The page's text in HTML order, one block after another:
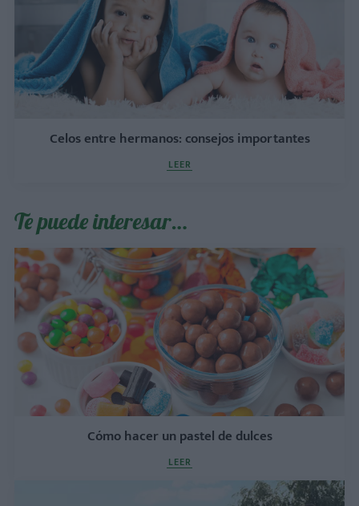
Celos entre hermanos: consejos importantes
LEER
Te puede interesar…
Cómo hacer un pastel de dulces
LEER